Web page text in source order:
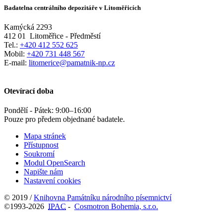
Badatelna centrálního depozitáře v Litoměřicích
Kamýcká 2293
412 01
Litoměřice - Předměstí
Tel.: +420 412 552 625
Mobil: +420 731 448 567
E-mail: litomerice@pamatnik-np.cz
Otevírací doba
Pondělí - Pátek: 9:00–16:00
Pouze pro předem objednané badatele.
Mapa stránek
Přístupnost
Soukromí
Modul OpenSearch
Napište nám
Nastavení cookies
© 2019 /Knihovna Památníku národního písemnictví
©1993-2026 IPAC - Cosmotron Bohemia, s.r.o.